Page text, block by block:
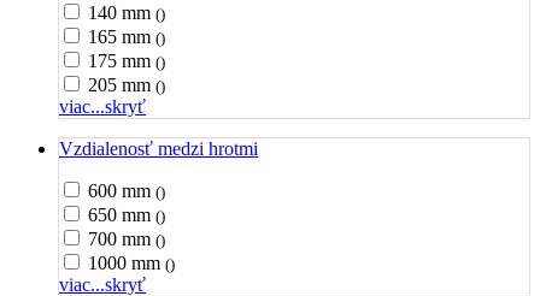
140 mm ()
165 mm ()
175 mm ()
205 mm ()
viac...skryť
Vzdialenosť medzi hrotmi
600 mm ()
650 mm ()
700 mm ()
1000 mm ()
viac...skryť